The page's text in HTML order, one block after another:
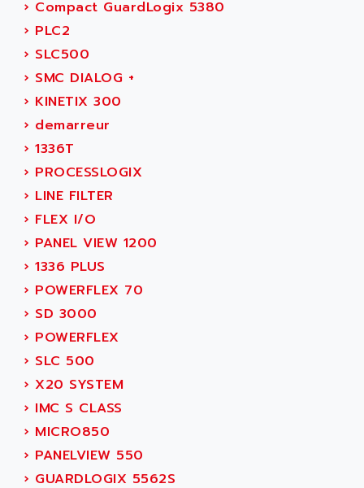
MOVITRON
SMC100
690 SERIE
ECODRIVE
CHARGEUR
NUM 720
SINUMERIK 802
PCS950
DIGITAX
BUC
RAC3
PANELVIEW 550
AC SERVO
AXODYN
SMD
8200 VECTOR
GP2000 SERIE
C50
SMARTDRIVE VF1000
NUMECOR
MINICOR
AMERSHAM
AMET
AMETEK
AMETHERM
AMI SEMICONDUCTOR
AMIC TECHNOLOGY
AMK
AMKASYN
AMP
AMP DISPLAY
AMPEREX
AMPEX
AMPHENOL
AMPIRE
AMPLICON
AMRI-KSB
AMSAMOTION
AMTE
AMX
ANAHEIM AUTOMATION
› Compact GuardLogix 5380
› PLC2
› SLC500
› SMC DIALOG +
› KINETIX 300
› demarreur
› 1336T
› PROCESSLOGIX
› LINE FILTER
› FLEX I/O
› PANEL VIEW 1200
› 1336 PLUS
› POWERFLEX 70
› SD 3000
› POWERFLEX
› SLC 500
› X20 SYSTEM
› IMC S CLASS
› MICRO850
› PANELVIEW 550
› GUARDLOGIX 5562S